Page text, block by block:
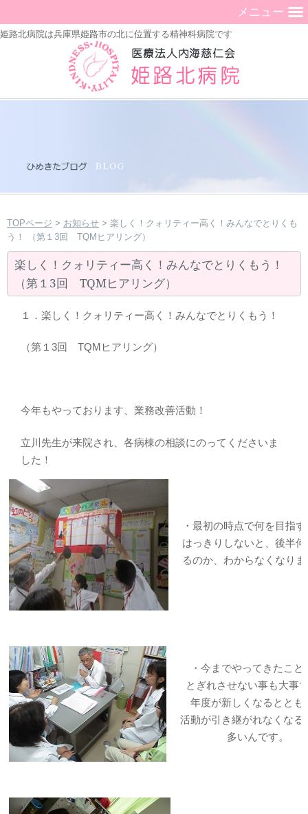
姫路北病院は兵庫県姫路市の北に位置する精神科病院です
メニュー
TOPページ > お知らせ > 楽しく！クォリティー高く！みんなでとりくも
う！ （第１3回 TQMヒアリング）
楽しく！クォリティー高く！みんなでとりくもう！
（第１3回 TQMヒアリング）
１．楽しく！クォリティー高く！みんなでとりくもう！
（第１3回 TQMヒアリング）
今年もやっております、業務改善活動！
立川先生が来院され、各病棟の相談にのってくださいま
した！
・最初の時点で何を目指
はっきりしないと、後半
るのか、わからなくなり
・今までやってきたこと
とぎれさせない事も大事
年度が新しくなるととも
活動が引き継がれなくなる
多いんです。